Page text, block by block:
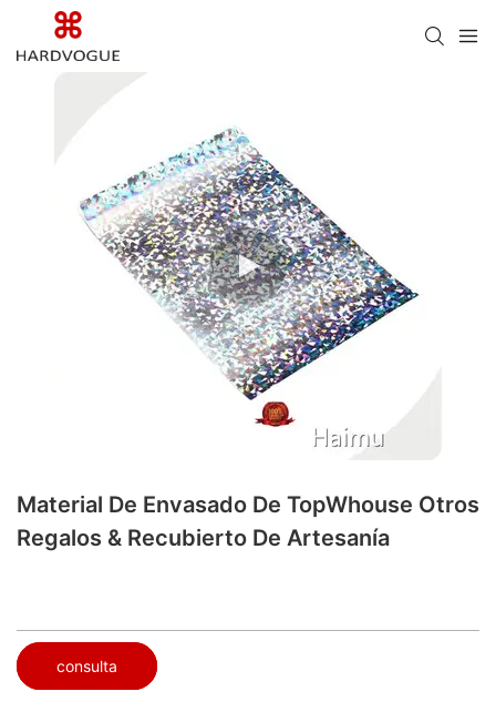
Material De Envasado De TopWhouse Otros
Regalos & Recubierto De Artesanía
consulta